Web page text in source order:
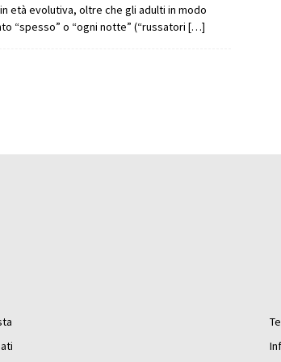
età evolutiva, oltre che gli adulti in modo
“spesso” o “ogni notte” (“russatori […]